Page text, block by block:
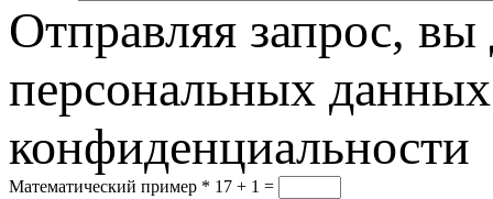
Отправляя запрос, вы
персональных
конфиденциальности
Математический пример * 17 + 1 =